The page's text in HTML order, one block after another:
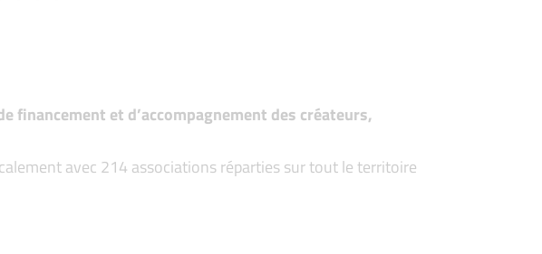
financement et d’accompagnement des créateurs,
avec 214 associations réparties sur tout le territoire